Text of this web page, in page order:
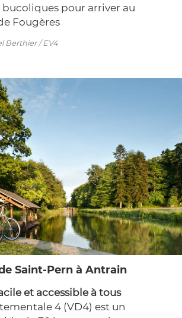
bucoliques pour arriver au
Fougères
Berthier / EV4
Saint-Pern à Antrain
et accessible à tous
4 (VD4) est un